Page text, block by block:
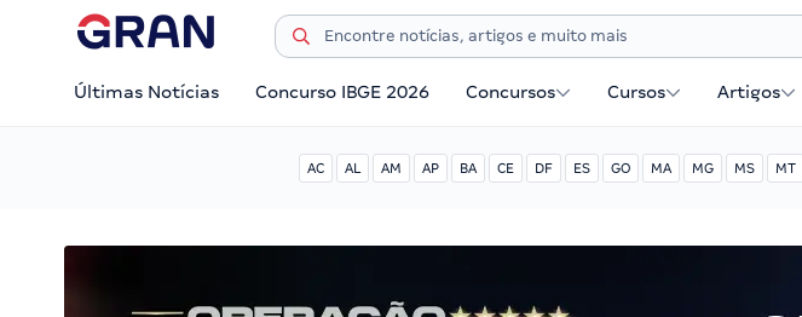
Últimas Notícias Concurso IBGE 2026 Concursos Cursos Artigos
AC AL AM AP BA CE DF ES GO MA MG MS MT